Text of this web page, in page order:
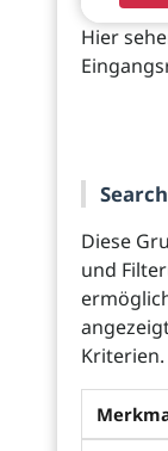
Hier
Search
Diese
und
Kriterien.